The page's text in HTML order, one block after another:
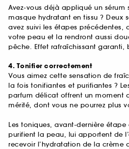
Avez-vous déjà appliqué un sérum
masque hydratant en tissu ? Deux
avez suivi les étapes précédentes,
votre peau et la rendront aussi
pêche. Effet rafraîchissant garanti,
4. Tonifier correctement
Vous aimez cette sensation de
la fois tonifiantes et purifiantes ?
parfum délicat offrent un moment
mérité, dont vous ne pourrez plus
Les toniques, avant-dernière
purifient la peau, lui apportent de
recevoir l’hydratation de la crème